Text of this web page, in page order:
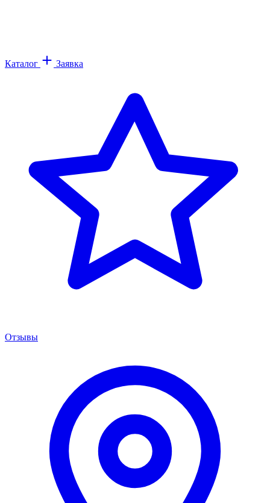
Каталог Заявка
Отзывы
Менеджер сервиса
Онлайн · отвечаем за 5 мин